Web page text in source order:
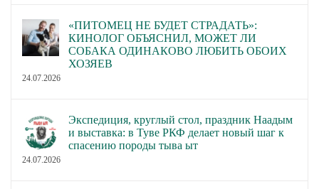
«ПИТОМЕЦ НЕ БУДЕТ СТРАДАТЬ»:
КИНОЛОГ ОБЪЯСНИЛ, МОЖЕТ ЛИ
СОБАКА ОДИНАКОВО ЛЮБИТЬ ОБОИХ
ХОЗЯЕВ
24.07.2026
Экспедиция, круглый стол, праздник Наадым
и выставка: в Туве РКФ делает новый шаг к
спасению породы тыва ыт
24.07.2026